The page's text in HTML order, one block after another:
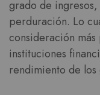
grado de
perduración. Lo
consideración más
instituciones
rendimiento de los